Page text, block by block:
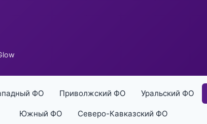
ФО Приволжский ФО Уральский ФО
Южный ФО Северо-Кавказский ФО